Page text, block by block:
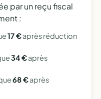
par un reçu fiscal
:
17 €après réduction
34 €après
68 €après